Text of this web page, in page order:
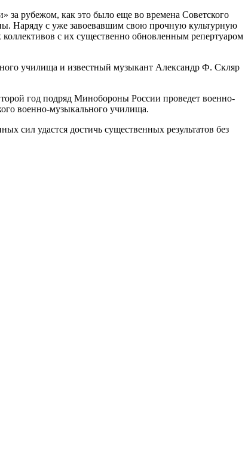
рубежом, как это было еще во времена Советского
Наряду с уже завоевавшим свою прочную культурную
с их существенно обновленным репертуаром
училища и известный музыкант Александр Ф. Скляр
год подряд Минобороны России проведет военно-
военно-музыкального училища.
сил удастся достичь существенных результатов без